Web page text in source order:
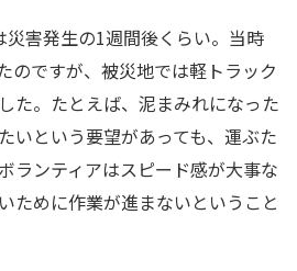
災害発生の1週間後くらい。当時
のですが、被災地では軽トラック
た。たとえば、泥まみれになった
いという要望があっても、運ぶた
ランティアはスピード感が大事な
ために作業が進まないということ